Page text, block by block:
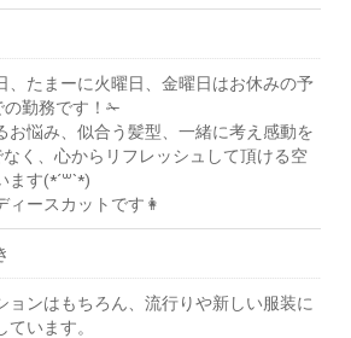
、たまーに火曜日、金曜日はお休みの予
の勤務です！✁
お悩み、似合う髪型、一緒に考え感動を
く、心からリフレッシュして頂ける空
す(*´꒳`*)
ィースカットです👩
ョンはもちろん、流行りや新しい服装に
います。